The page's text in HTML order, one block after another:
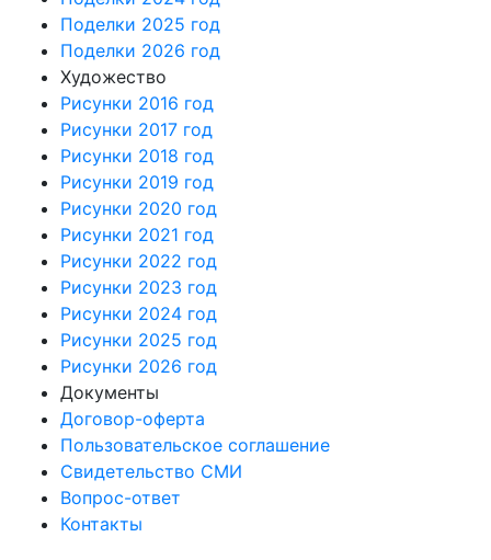
Поделки 2025 год
Поделки 2026 год
Художество
Рисунки 2016 год
Рисунки 2017 год
Рисунки 2018 год
Рисунки 2019 год
Рисунки 2020 год
Рисунки 2021 год
Рисунки 2022 год
Рисунки 2023 год
Рисунки 2024 год
Рисунки 2025 год
Рисунки 2026 год
Документы
Договор-оферта
Пользовательское соглашение
Свидетельство СМИ
Вопрос-ответ
Контакты